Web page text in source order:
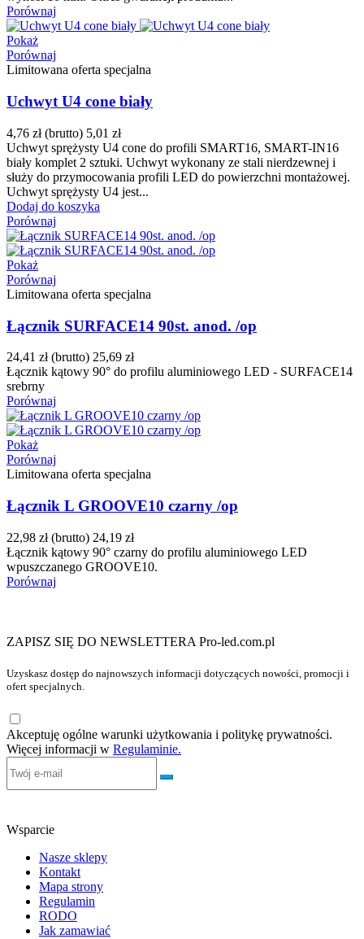
Porównaj
Pokaż
Porównaj
Limitowana oferta specjalna
Uchwyt U4 cone biały
4,76 zł (brutto) 5,01 zł
Uchwyt sprężysty U4 cone do profili SMART16, SMART-IN16
biały komplet 2 sztuki. Uchwyt wykonany ze stali nierdzewnej i
służy do przymocowania profili LED do powierzchni montażowej.
Uchwyt sprężysty U4 jest...
Dodaj do koszyka
Porównaj
Pokaż
Porównaj
Limitowana oferta specjalna
Łącznik SURFACE14 90st. anod. /op
24,41 zł (brutto) 25,69 zł
Łącznik kątowy 90° do profilu aluminiowego LED - SURFACE14
srebrny
Porównaj
Pokaż
Porównaj
Limitowana oferta specjalna
Łącznik L GROOVE10 czarny /op
22,98 zł (brutto) 24,19 zł
Łącznik kątowy 90° czarny do profilu aluminiowego LED
wpuszczanego GROOVE10.
Porównaj
ZAPISZ SIĘ DO NEWSLETTERA Pro-led.com.pl
Uzyskasz dostęp do najnowszych informacji dotyczących nowości, promocji i
ofert specjalnych.
Akceptuję ogólne warunki użytkowania i politykę prywatności.
Więcej informacji w Regulaminie.
Wsparcie
Nasze sklepy
Kontakt
Mapa strony
Regulamin
RODO
Jak zamawiać